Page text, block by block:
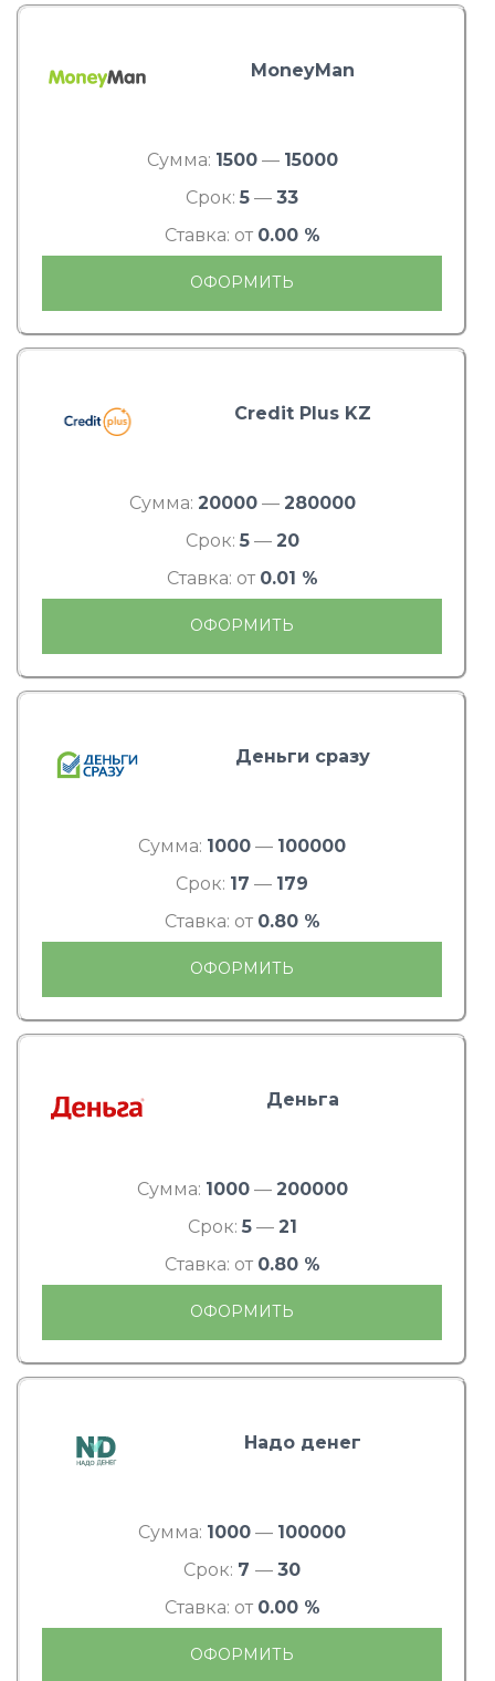
MoneyMan
Сумма: 1500— 15000
Срок: 5 — 33
Ставка: от 0.00 %
ОФОРМИТЬ
Credit Plus KZ
Сумма: 20000— 280000
Срок: 5— 20
Ставка: от 0.01 %
ОФОРМИТЬ
Деньги сразу
Сумма: 1000 — 100000
Срок: 17 — 179
Ставка: от 0.80 %
ОФОРМИТЬ
Деньга
Сумма: 1000— 200000
Срок: 5— 21
Ставка: от 0.80 %
ОФОРМИТЬ
Надо денег
Сумма: 1000 — 100000
Срок: 7 — 30
Ставка: от 0.00 %
ОФОРМИТЬ